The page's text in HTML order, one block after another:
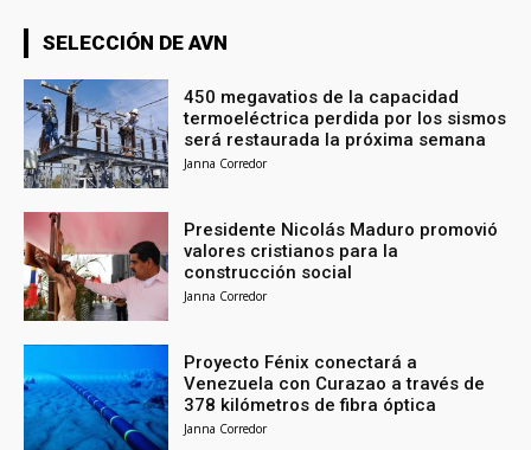
SELECCIÓN DE AVN
450 megavatios de la capacidad
termoeléctrica perdida por los sismos
será restaurada la próxima semana
Janna Corredor
Presidente Nicolás Maduro promovió
valores cristianos para la
construcción social
Janna Corredor
Proyecto Fénix conectará a
Venezuela con Curazao a través de
378 kilómetros de fibra óptica
Janna Corredor